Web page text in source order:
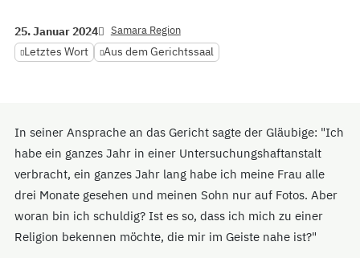
25. Januar 2024 Samara Region
Letztes Wort Aus dem Gerichtssaal
In seiner Ansprache an das Gericht sagte der Gläubige: "Ich
habe ein ganzes Jahr in einer Untersuchungshaftanstalt
verbracht, ein ganzes Jahr lang habe ich meine Frau alle
drei Monate gesehen und meinen Sohn nur auf Fotos. Aber
woran bin ich schuldig? Ist es so, dass ich mich zu einer
Religion bekennen möchte, die mir im Geiste nahe ist?"